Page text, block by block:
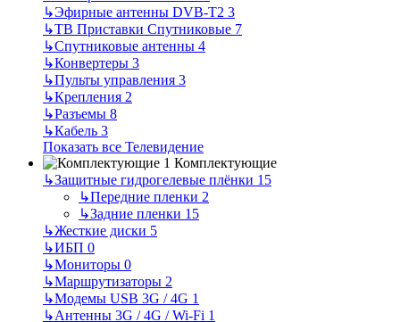
↳Эфирные антенны DVB-T2 3
↳ТВ Приставки Спутниковые 7
↳Спутниковые антенны 4
↳Конвертеры 3
↳Пульты управления 3
↳Крепления 2
↳Разъемы 8
↳Кабель 3
Показать все Телевидение
Комплектующие
↳Защитные гидрогелевые плёнки 15
↳Передние пленки 2
↳Задние пленки 15
↳Жесткие диски 5
↳ИБП 0
↳Мониторы 0
↳Маршрутизаторы 2
↳Модемы USB 3G / 4G 1
↳Антенны 3G / 4G / Wi-Fi 1